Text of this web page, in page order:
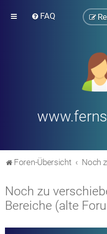
FAQ
Foren-Übersicht
Noch zu
Bereiche (alte